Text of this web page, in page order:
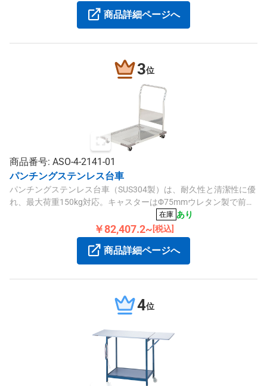
商品詳細ページへ
3位
商品番号: ASO-4-2141-01
パンチングステンレス台車
パンチングステンレス台車（SUS304製）は、耐久性と清潔性に優
れ、最大荷重150kg対応。キャスターはΦ75mmウレタン製で前輪
在庫 あり
￥82,407.2~ [税込]
商品詳細ページへ
4位